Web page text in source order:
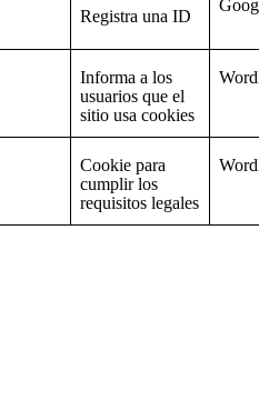
Registra una ID
Informa a los
usuarios que el
sitio usa cookies
Cookie para
cumplir los
requisitos legales